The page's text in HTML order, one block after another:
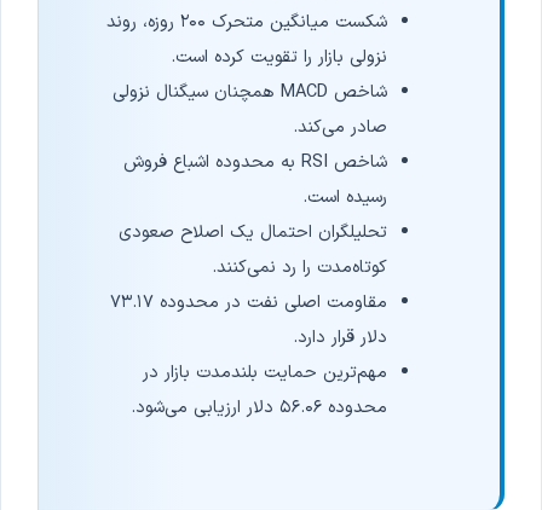
شکست میانگین متحرک ۲۰۰ روزه، روند
نزولی بازار را تقویت کرده است.
شاخص MACD همچنان سیگنال نزولی
صادر می‌کند.
شاخص RSI به محدوده اشباع فروش
رسیده است.
تحلیلگران احتمال یک اصلاح صعودی
کوتاه‌مدت را رد نمی‌کنند.
مقاومت اصلی نفت در محدوده ۷۳.۱۷
دلار قرار دارد.
مهم‌ترین حمایت بلندمدت بازار در
محدوده ۵۶.۰۶ دلار ارزیابی می‌شود.